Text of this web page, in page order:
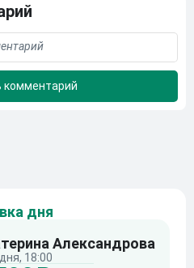
дня
Александрова
18:00